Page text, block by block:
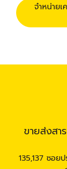
จำหน่าย
ขายส่งส
135,137 ซอย